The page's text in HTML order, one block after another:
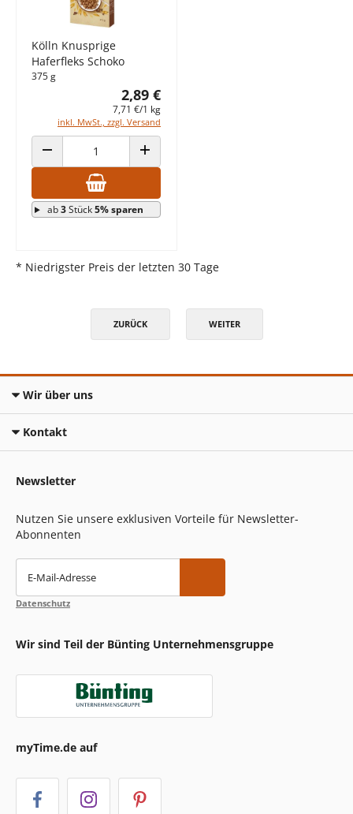
Kölln Knusprige
Haferfleks Schoko
375 g
2,89 €
7,71 €/1 kg
inkl. MwSt., zzgl. Versand
ANZAHL VERRINGERN ANZAHL ERHÖHEN
ab3Stück5% sparen
* Niedrigster Preis der letzten 30 Tage
ZURÜCK WEITER
Wir über uns
Kontakt
Newsletter
Nutzen Sie unsere exklusiven Vorteile für Newsletter-
Abonnenten
E-Mail-Adresse
Datenschutz
Wir sind Teil der Bünting Unternehmensgruppe
myTime.de auf